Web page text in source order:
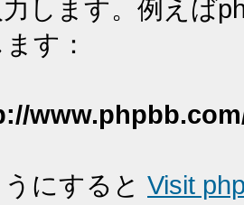
します。例えば
す：
うにすると Visit